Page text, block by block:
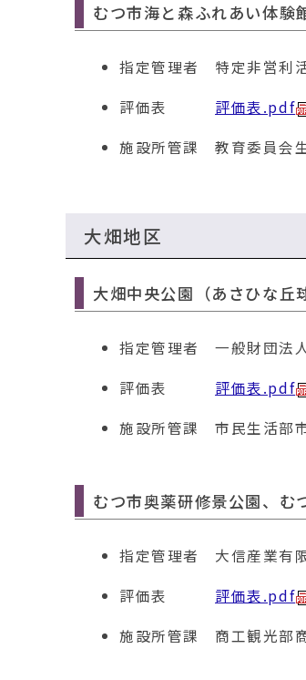
むつ市海と森ふれあい体験
指定管理者
特定非営利
評価表
評価表.pdf
施設所管課
教育委員会
大畑地区
大畑中央公園（あさひな丘
指定管理者
一般財団法
評価表
評価表.pdf
施設所管課
市民生活
むつ市奥薬研修景公園、む
指定管理者
大信産業有
評価表
評価表.pdf
施設所管課
商工観光